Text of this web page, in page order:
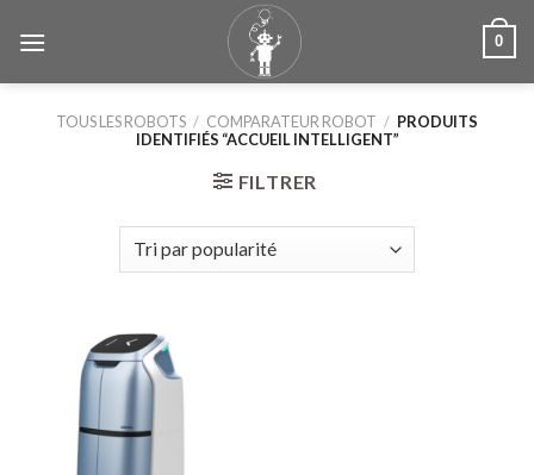
0
TOUS LES ROBOTS / COMPARATEUR ROBOT / PRODUITS
IDENTIFIÉS “ACCUEIL INTELLIGENT”
FILTRER